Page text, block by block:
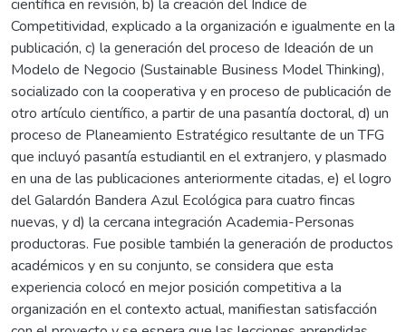
científica en revisión, b) la creación del Índice de
Competitividad, explicado a la organización e igualmente en la
publicación, c) la generación del proceso de Ideación de un
Modelo de Negocio (Sustainable Business Model Thinking),
socializado con la cooperativa y en proceso de publicación de
otro artículo científico, a partir de una pasantía doctoral, d) un
proceso de Planeamiento Estratégico resultante de un TFG
que incluyó pasantía estudiantil en el extranjero, y plasmado
en una de las publicaciones anteriormente citadas, e) el logro
del Galardón Bandera Azul Ecológica para cuatro fincas
nuevas, y d) la cercana integración Academia-Personas
productoras. Fue posible también la generación de productos
académicos y en su conjunto, se considera que esta
experiencia colocó en mejor posición competitiva a la
organización en el contexto actual, manifiestan satisfacción